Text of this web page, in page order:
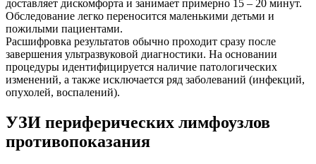
доставляет дискомфорта и занимает примерно 15 – 20 минут.
Обследование легко переносится маленькими детьми и
пожилыми пациентами.
Расшифровка результатов обычно проходит сразу после
завершения ультразвуковой диагностики. На основании
процедуры идентифицируется наличие патологических
изменений, а также исключается ряд заболеваний (инфекций,
опухолей, воспалений).
УЗИ периферических лимфоузлов
противопоказания